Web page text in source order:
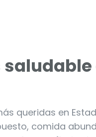
queridas en
comida